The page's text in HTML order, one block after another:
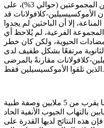
كان فشل العلاج نادرًا ومتشابهًا بين المجموعتين (حوالي 3%)، على
الأموكسيسيلين-كلافولانات قد
إلا أن الباحثين لم يجدوا
الفرعية، لم يُلاحظ أي
الحيوية، ولكن كان خطر
الثانوية مرتفعًا بشكل طفيف لدى
كلافولانات مقارنةً بالمرضى
الذين تلقوا الأموكسيسيلين فقط.
قال تيموثي سافاج: "إنه مع ما يقرب من 5 ملايين وصفة طبية
بالتهاب الجيوب الأنفية الحاد
هذه النتائج لديها القدرة على